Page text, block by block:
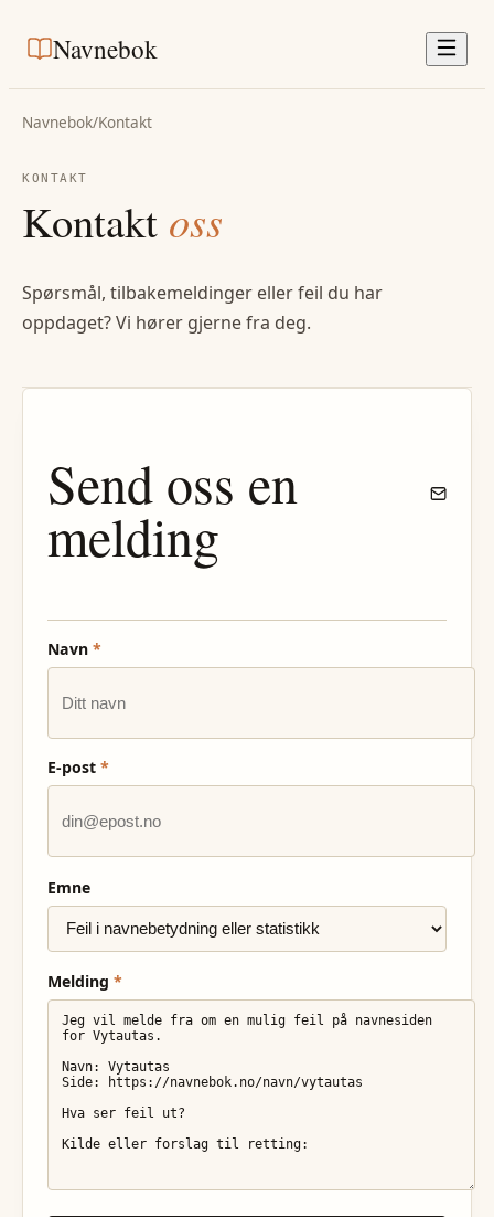
Navnebok
Navnebok/Kontakt
KONTAKT
Kontakt oss
Spørsmål, tilbakemeldinger eller feil du har
oppdaget? Vi hører gjerne fra deg.
Send oss en
melding
Navn *
E-post *
Emne
Melding *